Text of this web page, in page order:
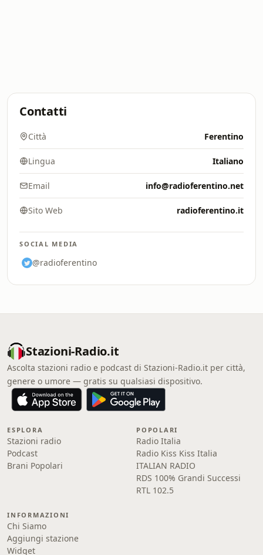
Contatti
Città Ferentino
Lingua Italiano
Email info@radioferentino.net
Sito Web radioferentino.it
SOCIAL MEDIA
@radioferentino
Stazioni-Radio.it
Ascolta stazioni radio e podcast di Stazioni-Radio.it per città,
genere o umore — gratis su qualsiasi dispositivo.
ESPLORA
Stazioni radio
Podcast
Brani Popolari
POPOLARI
Radio Italia
Radio Kiss Kiss Italia
ITALIAN RADIO
RDS 100% Grandi Successi
RTL 102.5
INFORMAZIONI
Chi Siamo
Aggiungi stazione
Widget